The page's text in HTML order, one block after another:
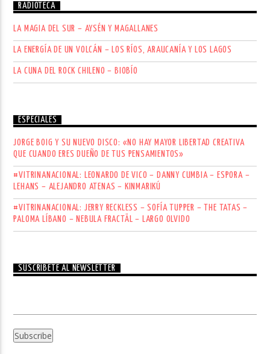
RADIOTECA
LA MAGIA DEL SUR – AYSÉN Y MAGALLANES
LA ENERGÍA DE UN VOLCÁN – LOS RÍOS, ARAUCANÍA Y LOS LAGOS
LA CUNA DEL ROCK CHILENO – BIOBÍO
ESPECIALES
JORGE BOIG Y SU NUEVO DISCO: «NO HAY MAYOR LIBERTAD CREATIVA
QUE CUANDO ERES DUEÑO DE TUS PENSAMIENTOS»
#VITRINANACIONAL: LEONARDO DE VICO – DANNY CUMBIA – ESPORA –
LEHANS – ALEJANDRO ATENAS – KINMARIKÚ
#VITRINANACIONAL: JERRY RECKLESS – SOFÍA TUPPER – THE TATAS –
PALOMA LÍBANO – NEBULA FRACTÄL – LARGO OLVIDO
SUSCRÍBETE AL NEWSLETTER